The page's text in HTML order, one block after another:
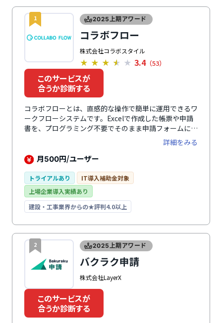
1 2025上期アワード
コラボフロー
株式会社コラボスタイル
★ ★ ★ ★ ★ 3.4（53）
このサービスが
合うか診断する
コラボフローとは、直感的な操作で簡単に運用できるワ
ークフローシステムです。Excelで作成した帳票や申請
書を、プログラミング不要でそのまま申請フォームに変
換できます。承認経路は「人」と「連携パーツ」をパズ
ル感覚で配置・設定可能。また、フォームレイアウトは
運用開始後でも追加・修正できます。kintoneやサイボ
Serverなどの外部システムとの連携すれば、データを
一元管理でき、業務効率化につながります。
詳細をみる
月500円/ユーザー
トライアルあり
IT導入補助金対象
上場企業導入実績あり
建設・工事業界からの★評判4.0以上
2 2025上期アワード
バクラク申請
株式会社LayerX
このサービスが
合うか診断する